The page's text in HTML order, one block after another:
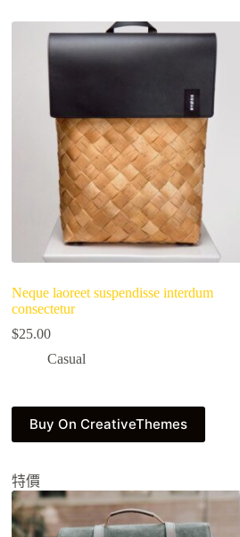
擇
選
項
Neque laoreet suspendisse interdum
consectetur
$25.00
Casual
Buy On CreativeThemes
特價